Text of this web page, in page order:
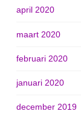
april 2020
maart 2020
februari 2020
januari 2020
december 2019